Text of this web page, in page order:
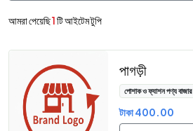
আমরা পেয়েছি1টি আইটেম টুপি
পাগড়ী
পোশাক ও ফ্যাশন পণ্য বাজার
টাকা 400.00